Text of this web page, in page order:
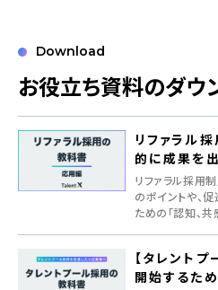
Download
お役立ち資料のダウ
リファラル
的に成果を
リファラル採用
のポイントや、
ための「認知、共
【タレント
開始するた